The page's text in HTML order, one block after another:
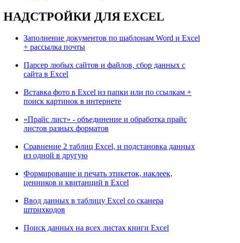
НАДСТРОЙКИ ДЛЯ EXCEL
Заполнение документов по шаблонам Word и Excel
+ рассылка почты
Парсер любых сайтов и файлов, сбор данных с
сайта в Excel
Вставка фото в Excel из папки или по ссылкам +
поиск картинок в интернете
«Прайс лист» - объединение и обработка прайс
листов разных форматов
Сравнение 2 таблиц Excel, и подстановка данных
из одной в другую
Формирование и печать этикеток, наклеек,
ценников и квитанций в Excel
Ввод данных в таблицу Excel со сканера
штрихкодов
Поиск данных на всех листах книги Excel